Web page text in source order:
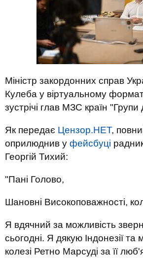
Міністр закордонних справ
Кулеба у віртуальному
зустрічі глав МЗС країн
Як передає Цензор.НЕТ,
оприлюднив у фейсбуці
Георгій Тихий:
"Пані Голово,
Шановні Високоповажності,
Я вдячний за можливість
сьогодні. Я дякую Індонезії та
колезі Ретно Марсуді за її